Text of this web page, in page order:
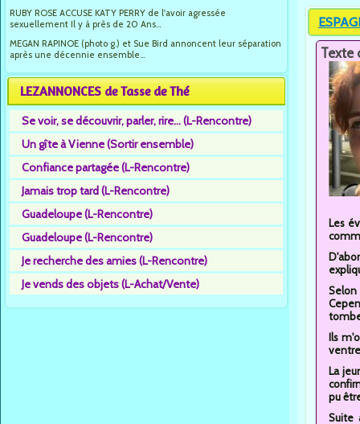
RUBY ROSE ACCUSE KATY PERRY de l'avoir agressée
sexuellement Il y à près de 20 Ans...
MEGAN RAPINOE (photo g.) et Sue Bird annoncent leur séparation
après une décennie ensemble...
LEZANNONCES de Tasse de Thé
Se voir, se découvrir, parler, rire... (L-Rencontre)
Un gîte à Vienne (Sortir ensemble)
Confiance partagée (L-Rencontre)
Jamais trop tard (L-Rencontre)
Guadeloupe (L-Rencontre)
Guadeloupe (L-Rencontre)
Je recherche des amies (L-Rencontre)
Je vends des objets (L-Achat/Vente)
Texte
Les
Ils
La
pu
Suite